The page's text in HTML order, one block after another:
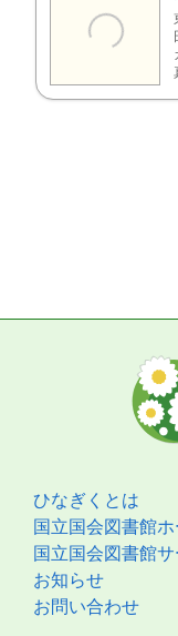
ひなぎくとは
国立国会図書館
国立国会図書館サ
お知らせ
お問い合わせ